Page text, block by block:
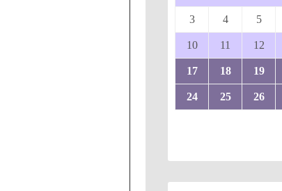
3 4 5
10 11 12
17 18 19
24 25 26